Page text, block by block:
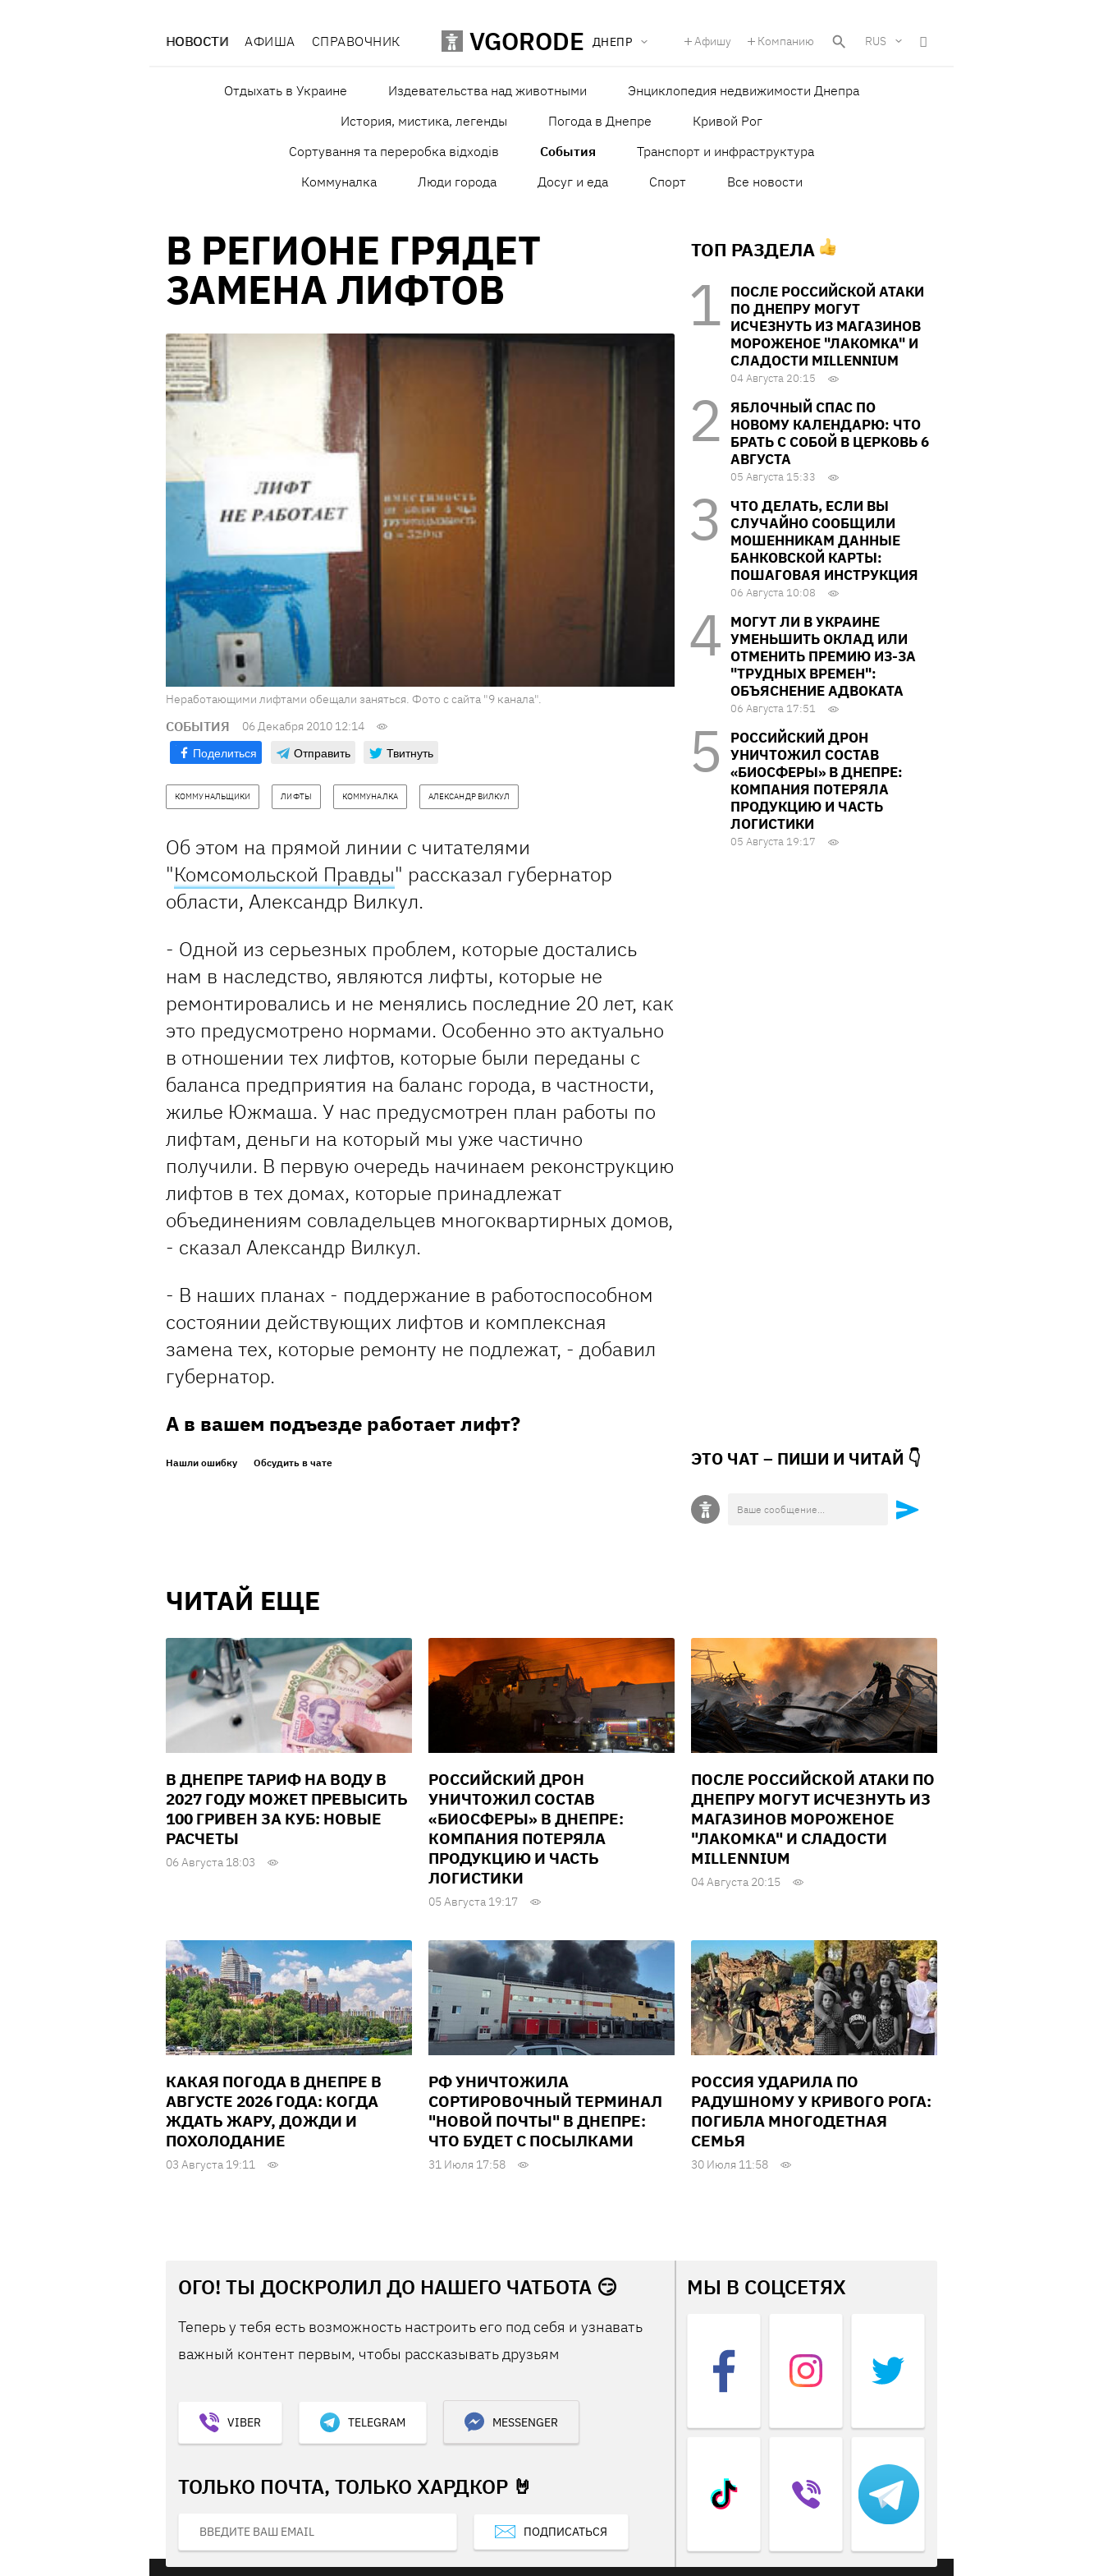
НОВОСТИ АФИША СПРАВОЧНИК VGORODE ДНЕПР Афишу Компанию RUS
Отдыхать в Украине Издевательства над животными
Энциклопедия недвижимости Днепра
История, мистика, легенды
Погода в Днепре
Кривой Рог
Сортування та переробка відходів
События
Транспорт и инфраструктура
Коммуналка
Люди города Досуг и еда Спорт Все новости
В РЕГИОНЕ ГРЯДЕТ
ЗАМЕНА ЛИФТОВ
Неработающими лифтами обещали заняться. Фото с сайта "9 канала".
СОБЫТИЯ 06 Декабря 2010 12:14
Поделиться Отправить Твитнуть
КОММУНАЛЬЩИКИ ЛИФТЫ КОММУНАЛКА АЛЕКСАНДР ВИЛКУЛ
Об этом на прямой линии с читателями
"Комсомольской Правды" рассказал губернатор
области, Александр Вилкул.
- Одной из серьезных проблем, которые достались
нам в наследство, являются лифты, которые не
ремонтировались и не менялись последние 20 лет, как
это предусмотрено нормами. Особенно это актуально
в отношении тех лифтов, которые были переданы с
баланса предприятия на баланс города, в частности,
жилье Южмаша. У нас предусмотрен план работы по
лифтам, деньги на который мы уже частично
получили. В первую очередь начинаем реконструкцию
лифтов в тех домах, которые принадлежат
объединениям совладельцев многоквартирных домов,
- сказал Александр Вилкул.
- В наших планах - поддержание в работоспособном
состоянии действующих лифтов и комплексная
замена тех, которые ремонту не подлежат, - добавил
губернатор.
А в вашем подъезде работает лифт?
Нашли ошибку Обсудить в чате
ТОП РАЗДЕЛА
ПОСЛЕ РОССИЙСКОЙ АТАКИ
ПО ДНЕПРУ МОГУТ
ИСЧЕЗНУТЬ ИЗ МАГАЗИНОВ
МОРОЖЕНОЕ "ЛАКОМКА" И
СЛАДОСТИ MILLENNIUM
04 Августа 20:15
ЯБЛОЧНЫЙ СПАС ПО
НОВОМУ КАЛЕНДАРЮ: ЧТО
БРАТЬ С СОБОЙ В ЦЕРКОВЬ 6
АВГУСТА
05 Августа 15:33
ЧТО ДЕЛАТЬ, ЕСЛИ ВЫ
СЛУЧАЙНО СООБЩИЛИ
МОШЕННИКАМ ДАННЫЕ
БАНКОВСКОЙ КАРТЫ:
ПОШАГОВАЯ ИНСТРУКЦИЯ
06 Августа 10:08
МОГУТ ЛИ В УКРАИНЕ
УМЕНЬШИТЬ ОКЛАД ИЛИ
ОТМЕНИТЬ ПРЕМИЮ ИЗ-ЗА
"ТРУДНЫХ ВРЕМЕН":
ОБЪЯСНЕНИЕ АДВОКАТА
06 Августа 17:51
РОССИЙСКИЙ ДРОН
УНИЧТОЖИЛ СОСТАВ
«БИОСФЕРЫ» В ДНЕПРЕ:
КОМПАНИЯ ПОТЕРЯЛА
ПРОДУКЦИЮ И ЧАСТЬ
ЛОГИСТИКИ
05 Августа 19:17
ЭТО ЧАТ – ПИШИ И ЧИТАЙ 👇
ЧИТАЙ ЕЩЕ
В ДНЕПРЕ ТАРИФ НА ВОДУ В
2027 ГОДУ МОЖЕТ ПРЕВЫСИТЬ
100 ГРИВЕН ЗА КУБ: НОВЫЕ
РАСЧЕТЫ
06 Августа 18:03
РОССИЙСКИЙ ДРОН
УНИЧТОЖИЛ СОСТАВ
«БИОСФЕРЫ» В ДНЕПРЕ:
КОМПАНИЯ ПОТЕРЯЛА
ПРОДУКЦИЮ И ЧАСТЬ
ЛОГИСТИКИ
05 Августа 19:17
ПОСЛЕ РОССИЙСКОЙ АТАКИ ПО
ДНЕПРУ МОГУТ ИСЧЕЗНУТЬ ИЗ
МАГАЗИНОВ МОРОЖЕНОЕ
"ЛАКОМКА" И СЛАДОСТИ
MILLENNIUM
04 Августа 20:15
КАКАЯ ПОГОДА В ДНЕПРЕ В
АВГУСТЕ 2026 ГОДА: КОГДА
ЖДАТЬ ЖАРУ, ДОЖДИ И
ПОХОЛОДАНИЕ
03 Августа 19:11
РФ УНИЧТОЖИЛА
СОРТИРОВОЧНЫЙ ТЕРМИНАЛ
"НОВОЙ ПОЧТЫ" В ДНЕПРЕ:
ЧТО БУДЕТ С ПОСЫЛКАМИ
31 Июля 17:58
РОССИЯ УДАРИЛА ПО
РАДУШНОМУ У КРИВОГО РОГА:
ПОГИБЛА МНОГОДЕТНАЯ
СЕМЬЯ
30 Июля 11:58
ОГО! ТЫ ДОСКРОЛИЛ ДО НАШЕГО ЧАТБОТА 😏
Теперь у тебя есть возможность настроить его под себя и узнавать
важный контент первым, чтобы рассказывать друзьям
VIBER TELEGRAM MESSENGER
ТОЛЬКО ПОЧТА, ТОЛЬКО ХАРДКОР 🤘
ПОДПИСАТЬСЯ
МЫ В СОЦСЕТЯХ